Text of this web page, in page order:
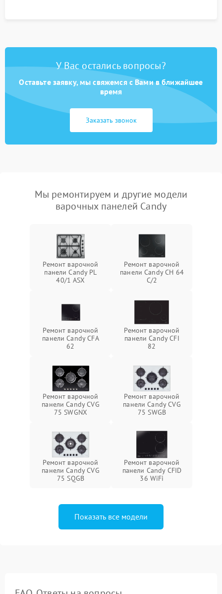
У Вас остались вопросы?
Оставьте заявку, мы свяжемся с Вами в ближайшее
время
Заказать звонок
Мы ремонтируем и другие модели
варочных панелей Candy
Ремонт варочной
панели Candy PL
40/1 ASX
Ремонт варочной
панели Candy CH 64
C/2
Ремонт варочной
панели Candy CFA
62
Ремонт варочной
панели Candy CFI
82
Ремонт варочной
панели Candy CVG
75 SWGNX
Ремонт варочной
панели Candy CVG
75 SWGB
Ремонт варочной
панели Candy CVG
75 SQGB
Ремонт варочной
панели Candy CFID
36 WiFi
Показать все модели